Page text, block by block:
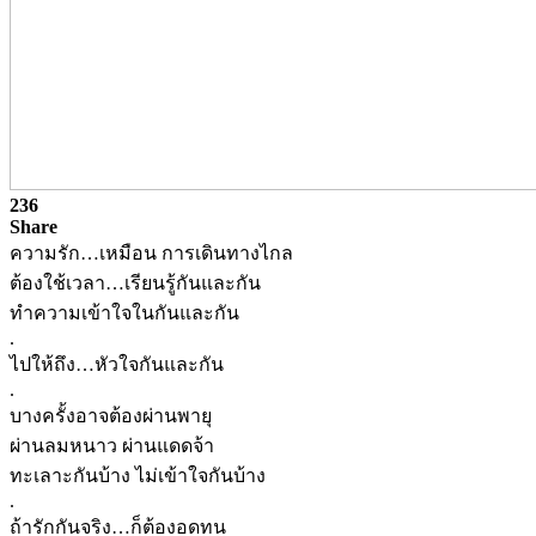
236
Share
ความรัก…เหมือน การเดินทางไกล
ต้องใช้เวลา…เรียนรู้กันและกัน
ทำความเข้าใจในกันและกัน
.
ไปให้ถึง…หัวใจกันและกัน
.
บางครั้งอาจต้องผ่านพายุ
ผ่านลมหนาว ผ่านแดดจ้า
ทะเลาะกันบ้าง ไม่เข้าใจกันบ้าง
.
ถ้ารักกันจริง…ก็ต้องอดทน